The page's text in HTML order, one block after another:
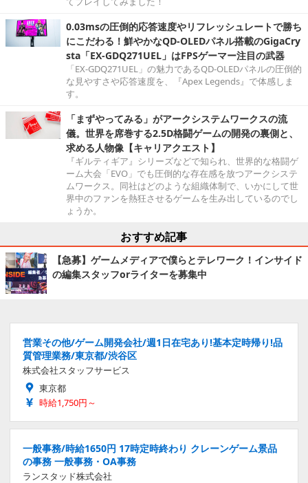
0.03msの圧倒的応答速度やリフレッシュレートで勝ち
にこだわる！鮮やかなQD-OLEDパネル搭載のGigaCry
sta「EX-GDQ271UEL」はFPSゲーマー注目の武器
「EX-GDQ271UEL」の魅力であるQD-OLEDパネルの圧倒的
な見やすさや応答速度を、『Apex Legends』で体感しま
す。
「まずやってみる」がアークシステムワークスの流
儀。世界を席巻する2.5D格闘ゲームの開発の裏側と、
求める人物像【キャリアクエスト】
『ギルティギア』シリーズなどで知られ、世界的な格闘ゲ
ーム大会「EVO」でも圧倒的な存在感を放つアークシステ
ムワークス。同社はどのような組織体制で、いかにして世
界中のファンを熱狂させるゲームを生み出しているのでし
ょうか。
おすすめ記事
【急募】ゲームメディアで僕らとテレワーク！インサイド
の編集スタッフorライターを募集中
営業その他/ゲーム開発会社/週1日在宅あり!基本定時帰り!品
質管理業務/東京都/渋谷区
株式会社スタッフサービス
東京都
時給1,750円～
一般事務/時給1650円 17時定時終わり クレーンゲーム景品
の事務 一般事務・OA事務
ランスタッド株式会社